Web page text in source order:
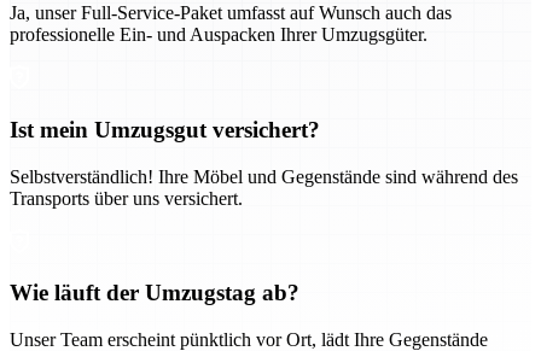
Ja, unser Full-Service-Paket umfasst auf Wunsch auch das
professionelle Ein- und Auspacken Ihrer Umzugsgüter.
Ist mein Umzugsgut versichert?
Selbstverständlich! Ihre Möbel und Gegenstände sind während des
Transports über uns versichert.
Wie läuft der Umzugstag ab?
Unser Team erscheint pünktlich vor Ort, lädt Ihre Gegenstände